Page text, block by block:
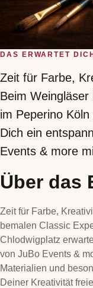
DAS ERWARTET DICH
Zeit für Farbe,
Beim
im Peperino
Dich ein
Events & more
Über das
Zeit für Farbe,
bemalen Classic
Chlodwigplatz
von JuBo Events &
Materialien und
Deiner Kreativität